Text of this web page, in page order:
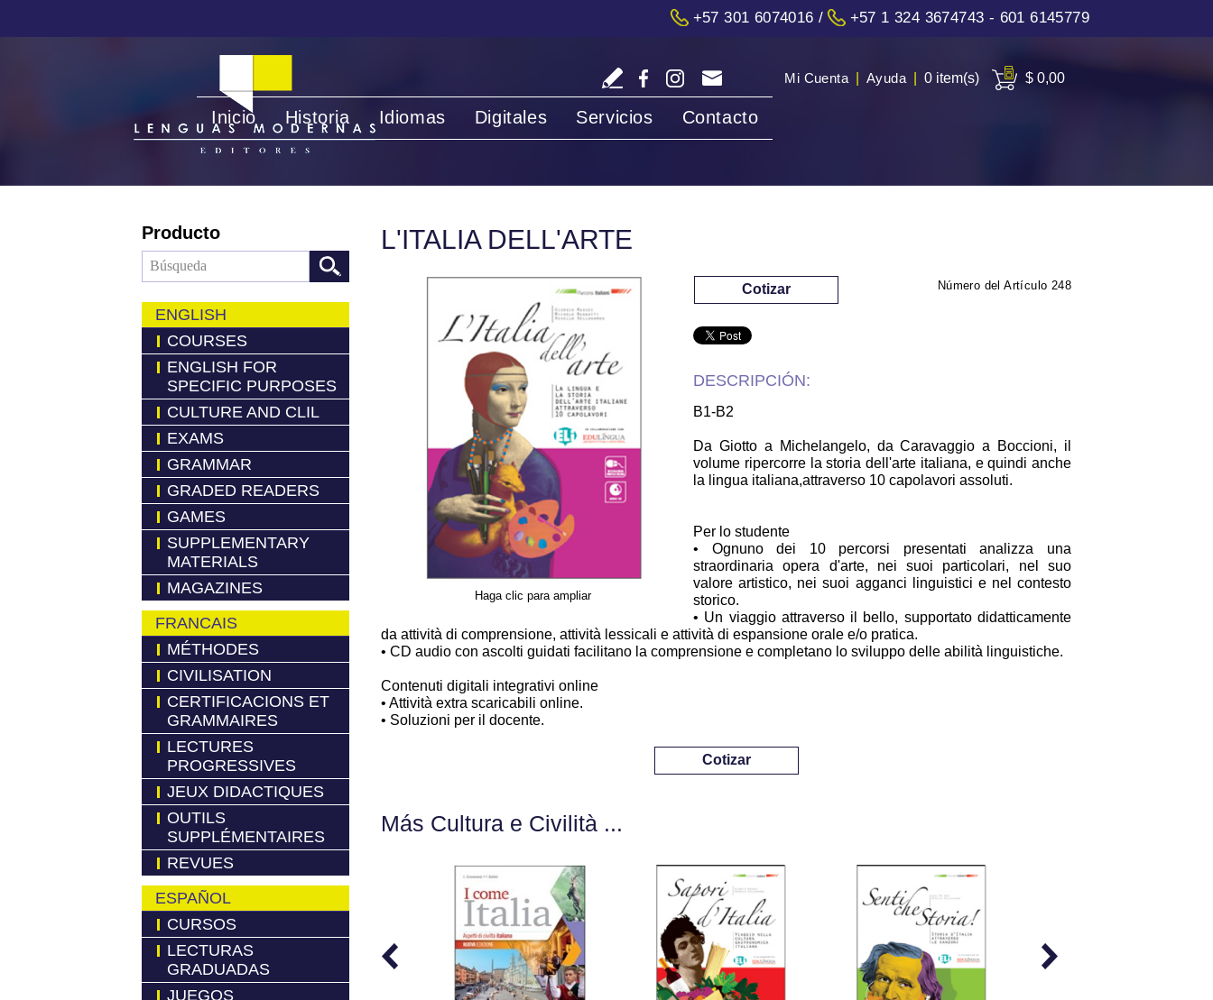
+57 301 6074016 / +57 1 324 3674743 - 601 6145779
Mi Cuenta Ayuda 0 item(s) $ 0,00
Inicio Historia Idiomas Digitales Servicios Contacto
Producto
ENGLISH
COURSES
ENGLISH FOR
SPECIFIC PURPOSES
CULTURE AND CLIL
EXAMS
GRAMMAR
GRADED READERS
GAMES
SUPPLEMENTARY
MATERIALS
MAGAZINES
FRANCAIS
MÉTHODES
CIVILISATION
CERTIFICACIONS ET
GRAMMAIRES
LECTURES
PROGRESSIVES
JEUX DIDACTIQUES
OUTILS
SUPPLÉMENTAIRES
REVUES
ESPAÑOL
CURSOS
LECTURAS
GRADUADAS
JUEGOS
L'ITALIA DELL'ARTE
Haga clic para ampliar
Número del Artículo 248
Cotizar
DESCRIPCIÓN:
B1-B2
Da Giotto a Michelangelo, da Caravaggio a Boccioni, il
volume ripercorre la storia dell'arte italiana, e quindi anche
la lingua italiana,attraverso 10 capolavori assoluti.
Per lo studente
• Ognuno dei 10 percorsi presentati analizza una
straordinaria opera d'arte, nei suoi particolari, nel suo
valore artistico, nei suoi agganci linguistici e nel contesto
storico.
• Un viaggio attraverso il bello, supportato didatticamente
da attività di comprensione, attività lessicali e attività di espansione orale e/o pratica.
• CD audio con ascolti guidati facilitano la comprensione e completano lo sviluppo delle abilità linguistiche.
Contenuti digitali integrativi online
• Attività extra scaricabili online.
• Soluzioni per il docente.
Cotizar
Más Cultura e Civilità ...